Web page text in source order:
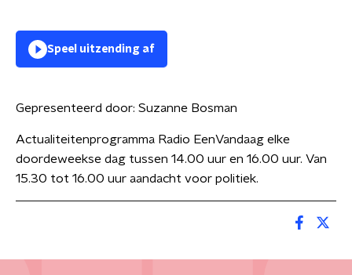
Speel uitzending af
Gepresenteerd door: Suzanne Bosman
Actualiteitenprogramma Radio EenVandaag elke
doordeweekse dag tussen 14.00 uur en 16.00 uur. Van
15.30 tot 16.00 uur aandacht voor politiek.